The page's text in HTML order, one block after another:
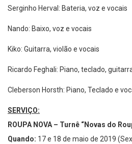
Serginho Herval: Bateria, voz e vocais
Nando: Baixo, voz e vocais
Kiko: Guitarra, violão e vocais
Ricardo Feghali: Piano, teclado,
Cleberson Horsth: Piano, Teclado e
SERVIÇO:
ROUPA NOVA – Turnê “Novas do
Quando: 17 e 18 de maio de 2019